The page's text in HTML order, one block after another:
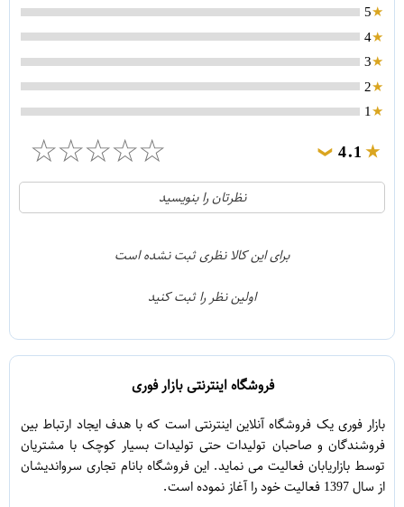
5
4
3
2
1
4.1
❯
☆
☆
☆
☆
☆
21
1
نظرتان را بنویسید
برای این کالا نظری ثبت نشده است
اولین نظر را ثبت کنید
فروشگاه اینترنتی بازار فوری
بازار فوری یک فروشگاه آنلاین اینترنتی است که با هدف ایجاد ارتباط بین
فروشندگان و صاحبان تولیدات حتی تولیدات بسیار کوچک با مشتریان
توسط بازاریابان فعالیت می نماید. این فروشگاه بانام تجاری سرواندیشان
از سال 1397 فعالیت خود را آغاز نموده است.